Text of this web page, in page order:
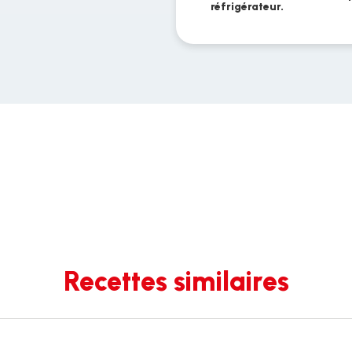
réfrigérateur.
Recettes similaires